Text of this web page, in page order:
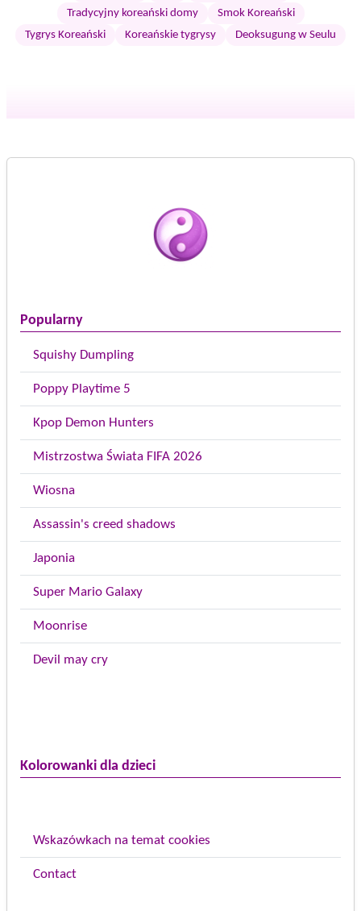
Popularny
Squishy Dumpling
Poppy Playtime 5
Kpop Demon Hunters
Mistrzostwa Świata FIFA 2026
Wiosna
Assassin's creed shadows
Japonia
Super Mario Galaxy
Moonrise
Devil may cry
Kolorowanki dla dzieci
Wskazówkach na temat cookies
Contact
Tradycyjny koreański domy
Smok Koreański
Tygrys Koreański
Koreańskie tygrysy Deoksugung w Seulu